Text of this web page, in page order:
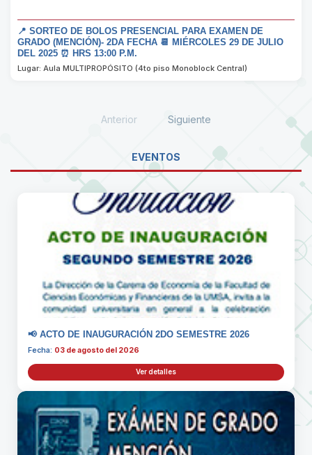
📍 SORTEO DE BOLOS PRESENCIAL PARA EXAMEN DE
GRADO (MENCIÓN)- 2DA FECHA 📆 MIÉRCOLES 29 DE JULIO
DEL 2025 ⏰ HRS 13:00 P.M.
Lugar: Aula MULTIPROPÓSITO (4to piso Monoblock Central)
Anterior Siguiente
EVENTOS
📢 ACTO DE INAUGURACIÓN 2DO SEMESTRE 2026
Fecha: 03 de agosto del 2026
Ver detalles